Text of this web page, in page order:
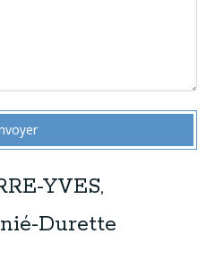
YVES,
Durette